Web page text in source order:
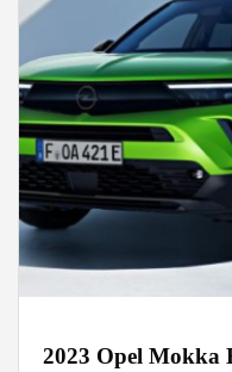
2023 Opel Mokka